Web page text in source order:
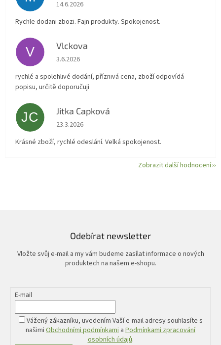
14.6.2026
Rychle dodani zbozi. Fajn produkty. Spokojenost.
V Vlckova
Hodnocení obchodu je 5 z 5 hvězdiček.
3.6.2026
rychlé a spolehlivé dodání, příznivá cena, zboží odpovídá
popisu, určitě doporučuji
JC Jitka Capková
Hodnocení obchodu je 5 z 5 hvězdiček.
23.3.2026
Krásné zboží, rychlé odeslání. Velká spokojenost.
Zobrazit další hodnocení
Odebírat newsletter
Vložte svůj e-mail a my vám budeme zasílat informace o nových
produktech na našem e-shopu.
E-mail
Vážený zákazníku, uvedením Vaší e-mail adresy souhlasíte s
našimi Obchodními podmínkami a Podmínkami zpracování
osobních údajů.